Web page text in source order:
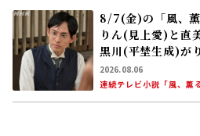
注目の記
豊臣兄弟！コラ